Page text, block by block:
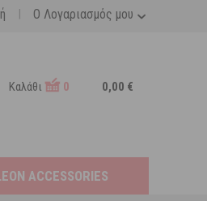
Ο Λογαριασμός μου
|
Καλάθι 0 0,00 €
ACCESSORIES